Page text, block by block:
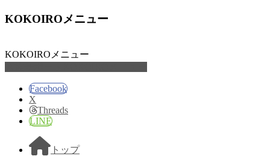
KOKOIROメニュー
KOKOIROメニュー
Facebook
X
Threads
LINE
トップ